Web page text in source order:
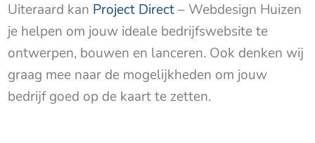
Uiteraard kan Project Direct– Webdesign Huizen
je helpen om jouw ideale bedrijfswebsite te
ontwerpen, bouwen en lanceren. Ook denken wij
graag mee naar de mogelijkheden om jouw
bedrijf goed op de kaart te zetten.